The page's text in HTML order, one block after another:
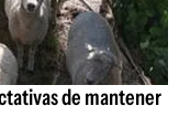
de mantener